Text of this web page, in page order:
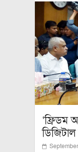
‘ফ্রিডম